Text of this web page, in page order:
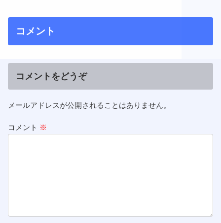
コメント
コメントをどうぞ
メールアドレスが公開されることはありません。
コメント ※